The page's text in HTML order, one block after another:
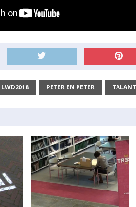
LWD2018 PETER EN PETER TALANT